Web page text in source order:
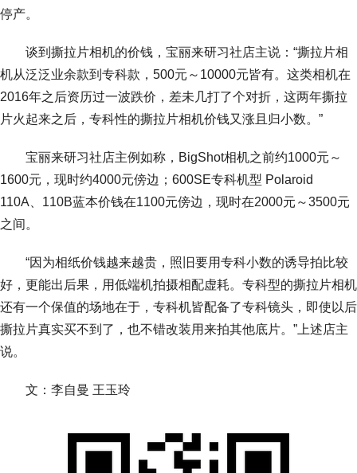
停产。
谈到撕拉片相机的价钱，宝丽来研习社店主说：“撕拉片相
机从泛泛业余款到专科款，500元～10000元皆有。这类相机在
2016年之后资历过一波跌价，差未几打了个对折，这两年撕拉
片火起来之后，专科性的撕拉片相机价钱又涨且归小数。”
宝丽来研习社店主例如称，BigShot相机之前约1000元～
1600元，现时约4000元傍边；600SE专科机型 Polaroid
110A、110B蓝本价钱在1100元傍边，现时在2000元～3500元
之间。
“因为相纸价钱越来越贵，照旧要用专科小数的诱导拍比较
好，更能出后果，用低端机拍摄相配虚耗。专科型的撕拉片相机
还有一个保值的场地在于，专科机皆配备了专科镜头，即使以后
撕拉片真实买不到了，也不错改装用来拍其他底片。”上述店主
说。
文：李自曼 王玉玲